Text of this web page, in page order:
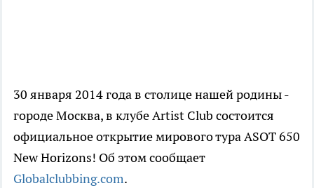
30 января 2014 года в столице нашей родины -
городе Москва, в клубе Artist Club состоится
официальное открытие мирового тура ASOT 650
New Horizons! Об этом сообщает
Globalclubbing.com.